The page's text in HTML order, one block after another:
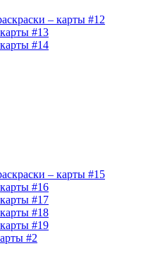
– карты #12
#13
#14
– карты #15
#16
#17
#18
#19
#2